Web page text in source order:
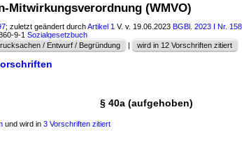
Mitwirkungsverordnung (WMVO)
; zuletzt geändert durchArtikel 1 V. v. 19.06.2023 BGBl. 2023 I Nr. 158
9-1 Sozialgesetzbuch
/ Entwurf / Begründung | wird in 12 Vorschriften zitiert
§ 40a (aufgehoben)
und wird in 3 Vorschriften zitiert